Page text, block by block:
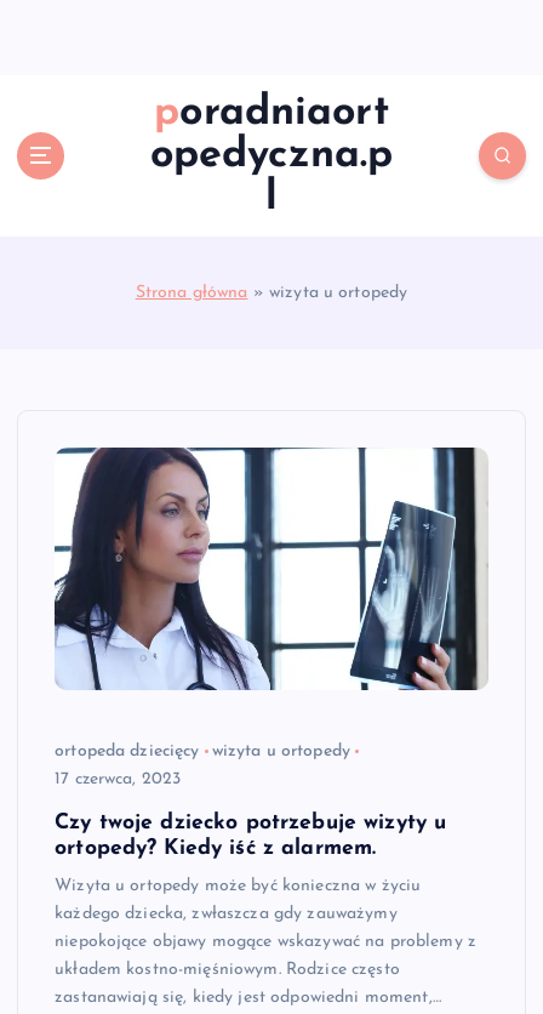
poradniaort
opedyczna.p
l
Strona główna » wizyta u ortopedy
ortopeda dziecięcy
wizyta u ortopedy
17 czerwca, 2023
Czy twoje dziecko potrzebuje wizyty u
ortopedy? Kiedy iść z alarmem.
Wizyta u ortopedy może być konieczna w życiu
każdego dziecka, zwłaszcza gdy zauważymy
niepokojące objawy mogące wskazywać na problemy z
układem kostno-mięśniowym. Rodzice często
zastanawiają się, kiedy jest odpowiedni moment,…